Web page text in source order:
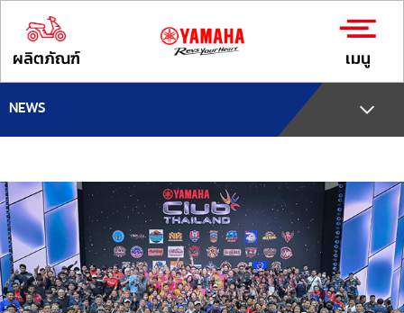
ผลิตภัณฑ์ เมนู
NEWS